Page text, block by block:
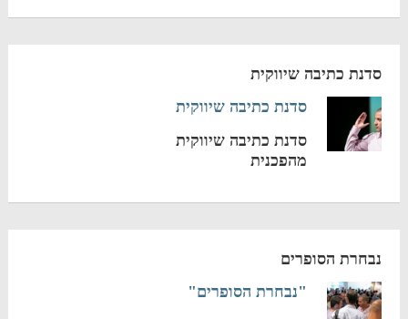
סדנת כתיבה שיווקית
סדנת כתיבה שיווקית
סדנת כתיבה שיווקית
מהפכנית
נבחרת הסופרים
"נבחרת הסופרים"